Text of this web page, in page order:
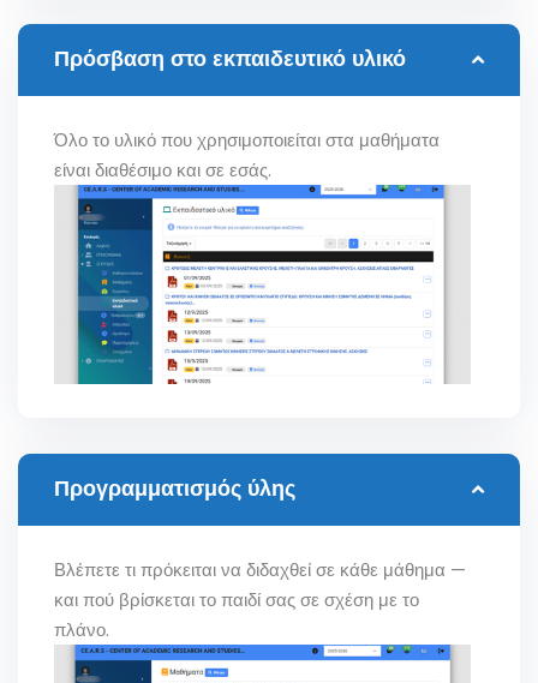
Πρόσβαση στο εκπαιδευτικό υλικό
Όλο το υλικό που χρησιμοποιείται στα μαθήματα
είναι διαθέσιμο και σε εσάς.
Προγραμματισμός ύλης
Βλέπετε τι πρόκειται να διδαχθεί σε κάθε μάθημα —
και πού βρίσκεται το παιδί σας σε σχέση με το
πλάνο.